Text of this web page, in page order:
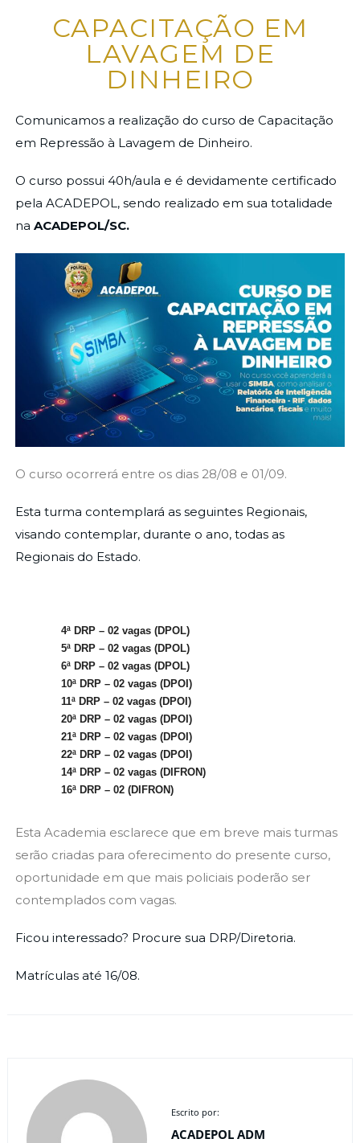
CAPACITAÇÃO EM
LAVAGEM DE
DINHEIRO
Comunicamos a realização do curso de Capacitação
em Repressão à Lavagem de Dinheiro.
O curso possui 40h/aula e é devidamente certificado
pela ACADEPOL, sendo realizado em sua totalidade
na ACADEPOL/SC.
O curso ocorrerá entre os dias 28/08 e 01/09.
Esta turma contemplará as seguintes Regionais,
visando contemplar, durante o ano, todas as
Regionais do Estado.
4ª DRP – 02 vagas (DPOL)
5ª DRP – 02 vagas (DPOL)
6ª DRP – 02 vagas (DPOL)
10ª DRP – 02 vagas (DPOI)
11ª DRP – 02 vagas (DPOI)
20ª DRP – 02 vagas (DPOI)
21ª DRP – 02 vagas (DPOI)
22ª DRP – 02 vagas (DPOI)
14ª DRP – 02 vagas (DIFRON)
16ª DRP – 02 (DIFRON)
Esta Academia esclarece que em breve mais turmas
serão criadas para oferecimento do presente curso,
oportunidade em que mais policiais poderão ser
contemplados com vagas.
Ficou interessado? Procure sua DRP/Diretoria.
Matrículas até 16/08.
Escrito por:
ACADEPOL ADM